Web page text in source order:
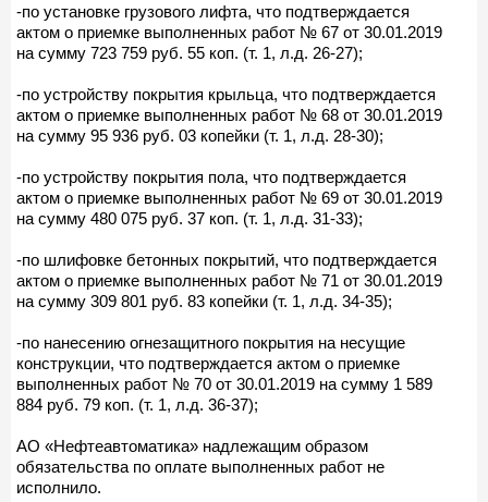
-по установке грузового лифта, что подтверждается
актом о приемке выполненных работ № 67 от 30.01.2019
на сумму 723 759 руб. 55 коп. (т. 1, л.д. 26-27);
-по устройству покрытия крыльца, что подтверждается
актом о приемке выполненных работ № 68 от 30.01.2019
на сумму 95 936 руб. 03 копейки (т. 1, л.д. 28-30);
-по устройству покрытия пола, что подтверждается
актом о приемке выполненных работ № 69 от 30.01.2019
на сумму 480 075 руб. 37 коп. (т. 1, л.д. 31-33);
-по шлифовке бетонных покрытий, что подтверждается
актом о приемке выполненных работ № 71 от 30.01.2019
на сумму 309 801 руб. 83 копейки (т. 1, л.д. 34-35);
-по нанесению огнезащитного покрытия на несущие
конструкции, что подтверждается актом о приемке
выполненных работ № 70 от 30.01.2019 на сумму 1 589
884 руб. 79 коп. (т. 1, л.д. 36-37);
АО «Нефтеавтоматика» надлежащим образом
обязательства по оплате выполненных работ не
исполнило.